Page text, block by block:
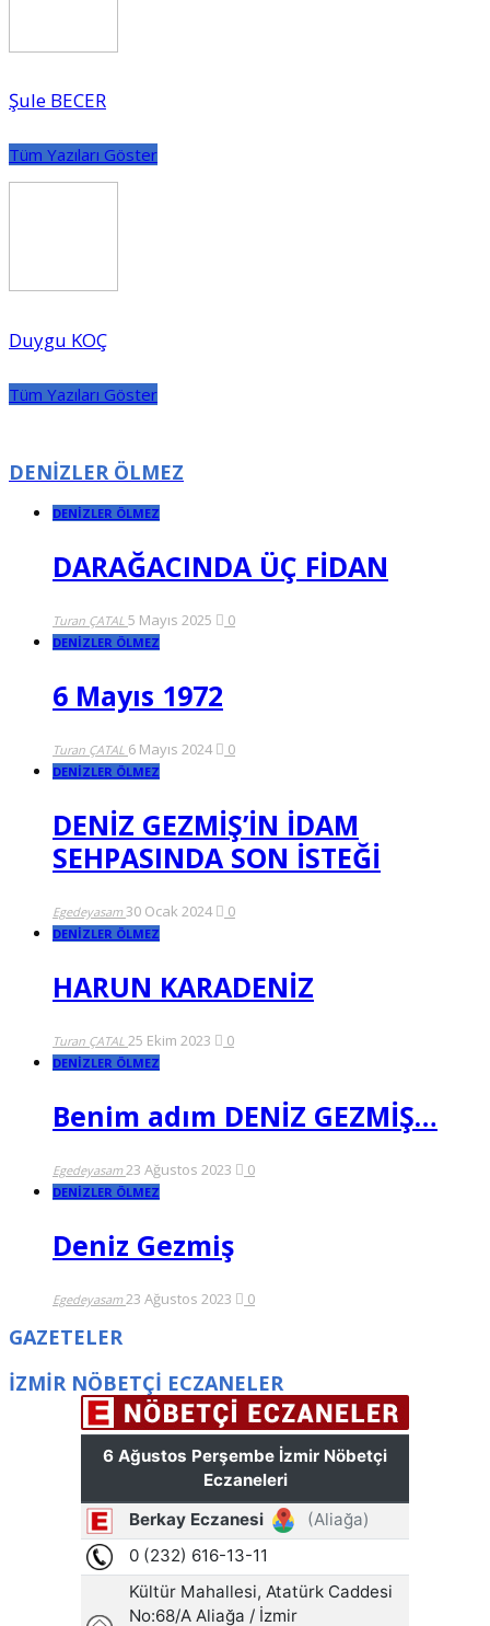
Şule BECER
Tüm Yazıları Göster
Duygu KOÇ
Tüm Yazıları Göster
DENİZLER ÖLMEZ
DENİZLER ÖLMEZ
DARAĞACINDA ÜÇ FİDAN
Turan ÇATAL 5 Mayıs 2025 0
DENİZLER ÖLMEZ
6 Mayıs 1972
Turan ÇATAL 6 Mayıs 2024 0
DENİZLER ÖLMEZ
DENİZ GEZMİŞ’İN İDAM
SEHPASINDA SON İSTEĞİ
Egedeyasam30 Ocak 2024 0
DENİZLER ÖLMEZ
HARUN KARADENİZ
Turan ÇATAL 25 Ekim 2023 0
DENİZLER ÖLMEZ
Benim adım DENİZ GEZMİŞ…
Egedeyasam23 Ağustos 2023 0
DENİZLER ÖLMEZ
Deniz Gezmiş
Egedeyasam23 Ağustos 2023 0
GAZETELER
İZMİR NÖBETÇİ ECZANELER